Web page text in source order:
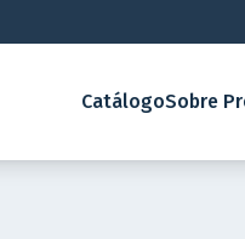
CatálogoSobre